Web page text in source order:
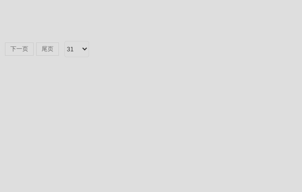
下一页 尾页